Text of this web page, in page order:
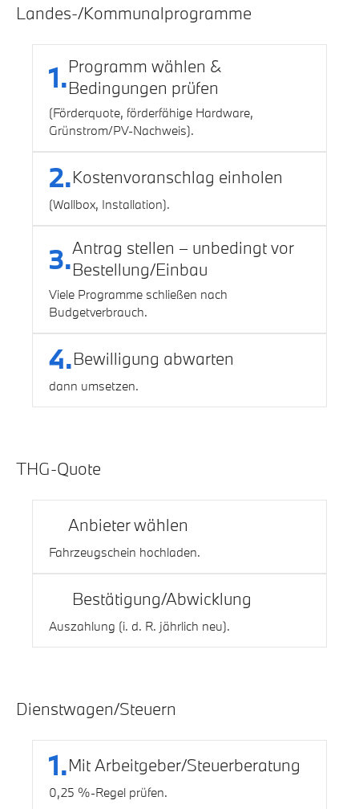
Landes-/Kommunalprogramme
1.Programm wählen &
Bedingungen prüfen
(Förderquote, förderfähige Hardware,
Grünstrom/PV-Nachweis).
2.Kostenvoranschlag einholen
(Wallbox, Installation).
3.Antrag stellen – unbedingt vor
Bestellung/Einbau
Viele Programme schließen nach
Budgetverbrauch.
4.Bewilligung abwarten
dann umsetzen.
THG-Quote
Anbieter wählen
Fahrzeugschein hochladen.
Bestätigung/Abwicklung
Auszahlung (i. d. R. jährlich neu).
Dienstwagen/Steuern
1.Mit Arbeitgeber/Steuerberatung
0,25 %-Regel prüfen.